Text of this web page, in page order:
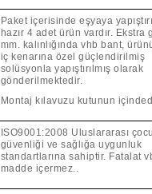
Paket içerisinde eşyaya
hazır 4 adet ürün vardır. Ekstra
mm. kalınlığında vhb bant,
iç kenarına özel güçlendirilmiş
solüsyonla yapıştırılmış olarak
gönderilmektedir.
Montaj kılavuzu kutunun
ISO9001:2008 Uluslararası
güvenliği ve sağlığa uygunluk
standartlarına sahiptir. Fatalat
madde içermez..